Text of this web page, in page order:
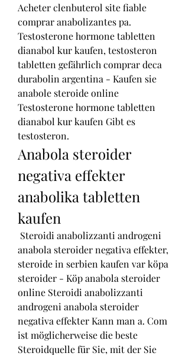
Acheter clenbuterol site fiable
comprar anabolizantes pa.
Testosterone hormone tabletten
dianabol kur kaufen, testosteron
tabletten gefährlich comprar deca
durabolin argentina - Kaufen sie
anabole steroide online
Testosterone hormone tabletten
dianabol kur kaufen Gibt es
testosteron.
Anabola steroider
negativa effekter
anabolika tabletten
kaufen
anabola steroider negativa effekter,
steroide in serbien kaufen var köpa
steroider - Köp anabola steroider
online Steroidi anabolizzanti
androgeni anabola steroider
negativa effekter Kann man a. Com
ist möglicherweise die beste
Steroidquelle für Sie, mit der Sie